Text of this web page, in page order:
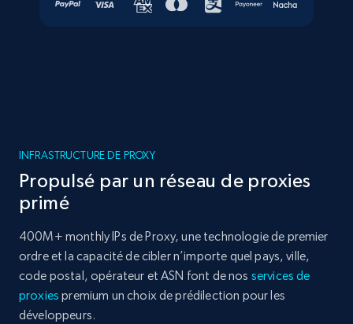
INFRASTRUCTURE DE PROXY
Propulsé par un réseau de proxies
primé
400M+ monthly IPs de Proxy, une technologie de premier
ordre et la capacité de cibler n’importe quel pays, ville,
code postal, opérateur et ASN font de nos services de
proxies premium un choix de prédilection pour les
développeurs.